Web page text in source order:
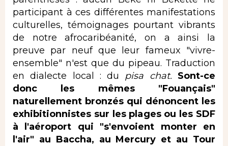
participant à ces différentes manifestations
culturelles, témoignages pourtant vibrants
de notre afrocaribéanité, on a ainsi la
preuve par neuf que leur fameux "vivre-
ensemble" n'est que du pipeau. Traduction
en dialecte local : du pisa chat. Sont-ce
donc les mêmes "Fouançais"
naturellement bronzés qui dénoncent les
exhibitionnistes sur les plages ou les SDF
à l'aéroport qui "s'envoient monter en
l'air" au Baccha, au Mercury et au Tour